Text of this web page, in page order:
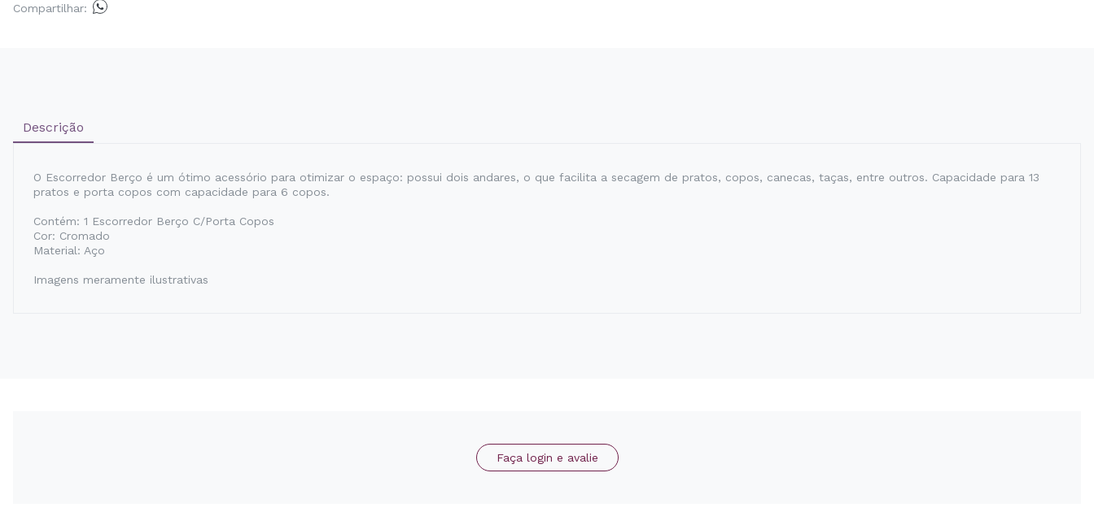
Compartilhar:
Descrição
O Escorredor Berço é um ótimo acessório para otimizar o espaço: possui dois andares, o que facilita a secagem de pratos, copos, canecas, taças, entre outros. Capacidade para 13
pratos e porta copos com capacidade para 6 copos.
Contém: 1 Escorredor Berço C/Porta Copos
Cor: Cromado
Material: Aço
Imagens meramente ilustrativas
Faça login e avalie